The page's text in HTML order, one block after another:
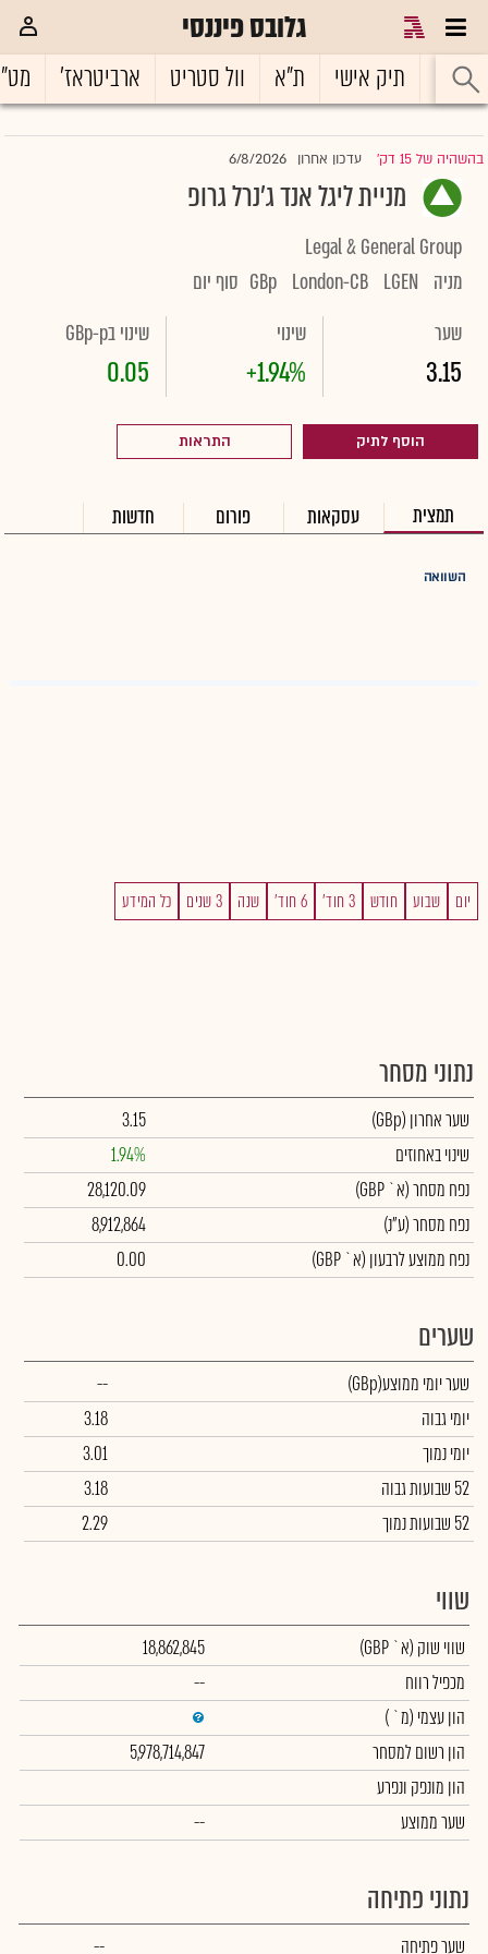
גלובס פיננסי
ראשי תיק אישי ת"א וול סטריט ארביטראז'
בהשהיה של 15 דק' |עדכון אחרון 6/8/2026
מניית ליגל אנד ג'נרל גרופ
Legal & General Group
מניה
LGEN
London-CB
GBp סוף יום
שער
3.15
שינוי
+1.94%
שינוי בGBp-p
0.05
הוסף לתיק התראות
תמצית עסקאות פורום חדשות
השוואה
יום שבוע חודש 3 חוד' 6 חוד' שנה 3 שנים כל המידע
נתוני מסחר
שער אחרון (GBp)
3.15
שינוי באחוזים
1.94%
נפח מסחר(א` GBP)
28,120.09
נפח מסחר(ע"נ)
8,912,864
נפח ממוצע לרבעון (א` GBP)
0.00
שערים
שער יומי ממוצע(GBp)
--
יומי גבוה
3.18
יומי נמוך
3.01
52 שבועות גבוה
3.18
52 שבועות נמוך
2.29
שווי
שווי שוק (א` GBP)
18,862,845
מכפיל רווח
--
הון עצמי (מ` )
הון רשום למסחר
5,978,714,847
הון מונפק ונפרע
שער ממוצע
--
נתוני פתיחה
שער פתיחה --